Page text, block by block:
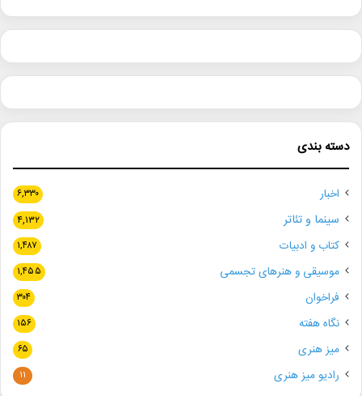
دسته بندی
اخبار ۶,۳۳۰
سینما و تئاتر ۴,۱۳۲
کتاب و ادبیات ۱,۴۸۷
موسیقی و هنرهای تجسمی ۱,۴۵۵
فراخوان ۳۰۴
نگاه هفته ۱۵۶
میز هنری ۶۵
رادیو میز هنری ۱۱